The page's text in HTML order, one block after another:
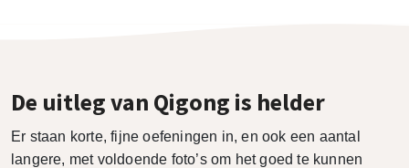
De uitleg van Qigong is helder
Er staan korte, fijne oefeningen in, en ook een aantal
langere, met voldoende foto’s om het goed te kunnen